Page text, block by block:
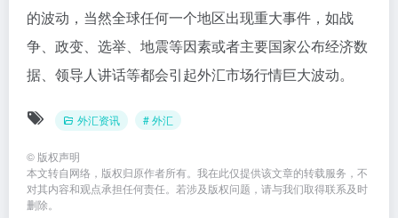
的波动，当然全球任何一个地区出现重大事件，如战
争、政变、选举、地震等因素或者主要国家公布经济数
据、领导人讲话等都会引起外汇市场行情巨大波动。
外汇资讯 # 外汇
© 版权声明
本文转自网络，版权归原作者所有。我在此仅提供该文章的转载服务，不
对其内容和观点承担任何责任。若涉及版权问题，请与我们取得联系及时
删除。